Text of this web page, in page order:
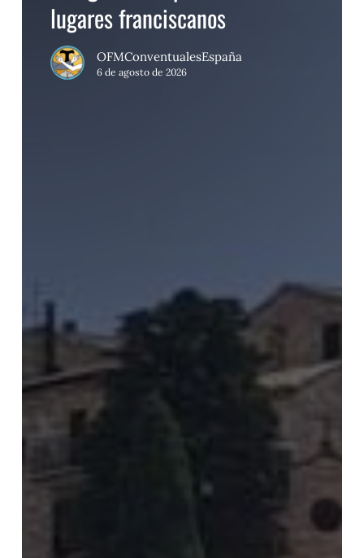
lugares franciscanos
OFMConventualesEspaña
6 de agosto de 2026